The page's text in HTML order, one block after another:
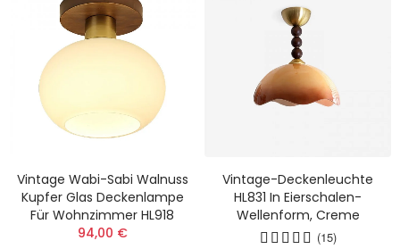
Vintage Wabi-Sabi Walnuss
Kupfer Glas Deckenlampe
Für Wohnzimmer HL918
94,00 €
Vintage-Deckenleuchte
HL831 In Eierschalen-
Wellenform, Creme
(15)